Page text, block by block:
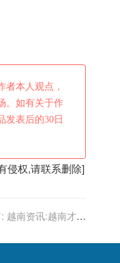
者本人观点，
。如有关于作
发表后的30日
侵权,请联系删除]
越南资讯:越南才说
斯就拉越南“联美抗